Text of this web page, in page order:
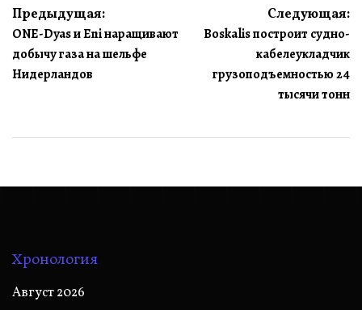
Навигация
по
записям
Предыдущая:
ONE-Dyas и Eni наращивают
добычу газа на шельфе
Нидерландов
Следующая:
Boskalis построит судно-
кабелеукладчик
грузоподъемностью 24
тысячи тонн
Хронология
Август 2026